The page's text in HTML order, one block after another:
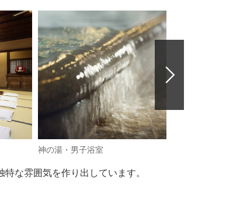
神の湯・男子浴室
な雰囲気を作り出しています。